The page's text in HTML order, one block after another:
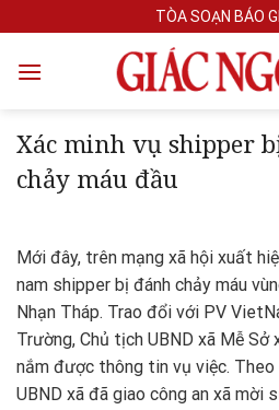
to
content
TÒA SOẠN BÁO
Xác minh vụ shipper
chảy máu đầu
Mới đây, trên mạng xã hội xuất
nam shipper bị đánh chảy máu
Nhạn Tháp. Trao đổi với PV
Trường, Chủ tịch UBND xã Mễ Sở
nắm được thông tin vụ việc.
UBND xã đã giao công an xã mời